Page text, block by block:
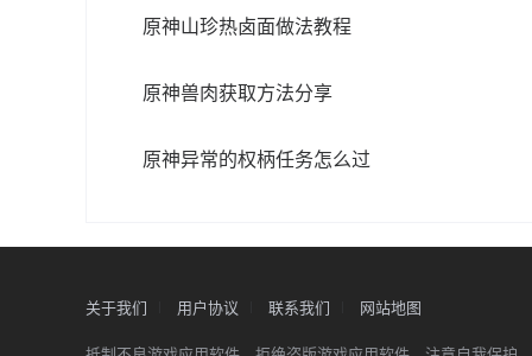
原神山珍热卤面做法教程
原神兽肉获取方法分享
原神异常的权柄任务怎么过
关于我们 用户协议 联系我们 网站地图